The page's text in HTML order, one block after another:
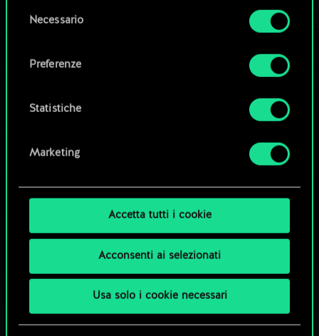
Tutti i dettagli su come utilizziamo i cookie e su
disponibili nel menu "Impostazioni" qui sotto.
delNecessario
Preferenze
Statistiche
Marketing
Accetta tutti i cookie
Acconsenti ai selezionati
Usa solo i cookie necessari